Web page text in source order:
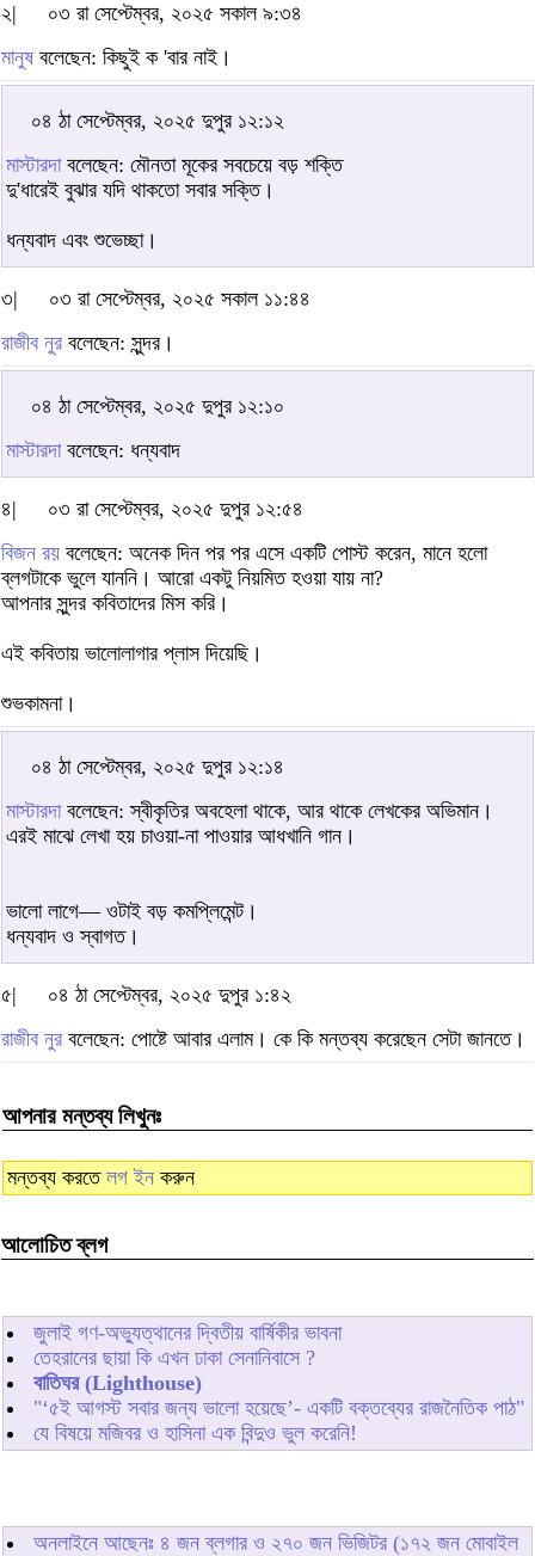
২|
০৩ রা সেপ্টেম্বর, ২০২৫ সকাল ৯:৩৪
মানুষ বলেছেন: কিছুই ক 'বার নাই।
০৪ ঠা সেপ্টেম্বর, ২০২৫ দুপুর ১২:১২
মাস্টারদা বলেছেন: মৌনতা মূকের সবচেয়ে বড় শক্তি
দু'ধারেই বুঝার যদি থাকতো সবার সক্তি।
ধন্যবাদ এবং শুভেচ্ছা।
৩|
০৩ রা সেপ্টেম্বর, ২০২৫ সকাল ১১:৪৪
রাজীব নুর বলেছেন: সুন্দর।
০৪ ঠা সেপ্টেম্বর, ২০২৫ দুপুর ১২:১০
মাস্টারদা বলেছেন: ধন্যবাদ
৪|
০৩ রা সেপ্টেম্বর, ২০২৫ দুপুর ১২:৫৪
বিজন রয় বলেছেন: অনেক দিন পর পর এসে একটি পোস্ট করেন, মানে হলো
ব্লগটাকে ভুলে যাননি। আরো একটু নিয়মিত হওয়া যায় না?
আপনার সুন্দর কবিতাদের মিস করি।
এই কবিতায় ভালোলাগার প্লাস দিয়েছি।
শুভকামনা।
০৪ ঠা সেপ্টেম্বর, ২০২৫ দুপুর ১২:১৪
মাস্টারদা বলেছেন: স্বীকৃতির অবহেলা থাকে, আর থাকে লেখকের অভিমান।
এর‌ই মাঝে লেখা হয় চাওয়া-না পাওয়ার আধখানি গান।
ভালো লাগে— ওটাই বড় কমপ্লিমেন্ট।
ধন্যবাদ ও স্বাগত।
৫|
০৪ ঠা সেপ্টেম্বর, ২০২৫ দুপুর ১:৪২
রাজীব নুর বলেছেন: পোষ্টে আবার এলাম। কে কি মন্তব্য করেছেন সেটা জানতে।
আপনার মন্তব্য লিখুনঃ
মন্তব্য করতে লগ ইন করুন
আলোচিত ব্লগ
জুলাই গণ-অভ্যুত্থানের দ্বিতীয় বার্ষিকীর ভাবনা
তেহরানের ছায়া কি এখন ঢাকা সেনানিবাসে ?
বাতিঘর (Lighthouse)
"‘৫ই আগস্ট সবার জন্য ভালো হয়েছে’- একটি বক্তব্যের রাজনৈতিক পাঠ"
যে বিষয়ে মজিবর ও হাসিনা এক বিন্দুও ভুল করেনি!
অনলাইনে আছেনঃ ৪ জন ব্লগার ও ২৭০ জন ভিজিটর (১৭২ জন মোবাইল